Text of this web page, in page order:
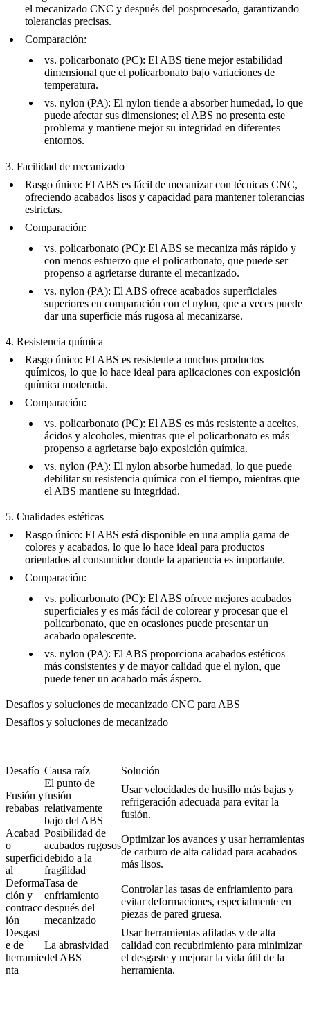
el mecanizado CNC y después del posprocesado, garantizando
tolerancias precisas.
Comparación:
vs. policarbonato (PC): El ABS tiene mejor estabilidad
dimensional que el policarbonato bajo variaciones de
temperatura.
vs. nylon (PA): El nylon tiende a absorber humedad, lo que
puede afectar sus dimensiones; el ABS no presenta este
problema y mantiene mejor su integridad en diferentes
entornos.
3. Facilidad de mecanizado
Rasgo único: El ABS es fácil de mecanizar con técnicas CNC,
ofreciendo acabados lisos y capacidad para mantener tolerancias
estrictas.
Comparación:
vs. policarbonato (PC): El ABS se mecaniza más rápido y
con menos esfuerzo que el policarbonato, que puede ser
propenso a agrietarse durante el mecanizado.
vs. nylon (PA): El ABS ofrece acabados superficiales
superiores en comparación con el nylon, que a veces puede
dar una superficie más rugosa al mecanizarse.
4. Resistencia química
Rasgo único: El ABS es resistente a muchos productos
químicos, lo que lo hace ideal para aplicaciones con exposición
química moderada.
Comparación:
vs. policarbonato (PC): El ABS es más resistente a aceites,
ácidos y alcoholes, mientras que el policarbonato es más
propenso a agrietarse bajo exposición química.
vs. nylon (PA): El nylon absorbe humedad, lo que puede
debilitar su resistencia química con el tiempo, mientras que
el ABS mantiene su integridad.
5. Cualidades estéticas
Rasgo único: El ABS está disponible en una amplia gama de
colores y acabados, lo que lo hace ideal para productos
orientados al consumidor donde la apariencia es importante.
Comparación:
vs. policarbonato (PC): El ABS ofrece mejores acabados
superficiales y es más fácil de colorear y procesar que el
policarbonato, que en ocasiones puede presentar un
acabado opalescente.
vs. nylon (PA): El ABS proporciona acabados estéticos
más consistentes y de mayor calidad que el nylon, que
puede tener un acabado más áspero.
Desafíos y soluciones de mecanizado CNC para ABS
Desafíos y soluciones de mecanizado
Desafío Causa raíz Solución
Fusión y
rebabas
El punto de
fusión
relativamente
bajo del ABS
Usar velocidades de husillo más bajas y
refrigeración adecuada para evitar la
fusión.
Acabad
o
superfici
al
Posibilidad de
acabados rugosos
debido a la
fragilidad
Optimizar los avances y usar herramientas
de carburo de alta calidad para acabados
más lisos.
Deforma
ción y
contracc
ión
Tasa de
enfriamiento
después del
mecanizado
Controlar las tasas de enfriamiento para
evitar deformaciones, especialmente en
piezas de pared gruesa.
Desgast
e de
herramie
nta
La abrasividad
del ABS
Usar herramientas afiladas y de alta
calidad con recubrimiento para minimizar
el desgaste y mejorar la vida útil de la
herramienta.